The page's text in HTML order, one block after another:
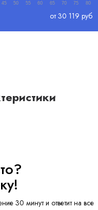
45 50 55 60 65 70 75 80
от 30 119 руб
30 минут и ответит на все